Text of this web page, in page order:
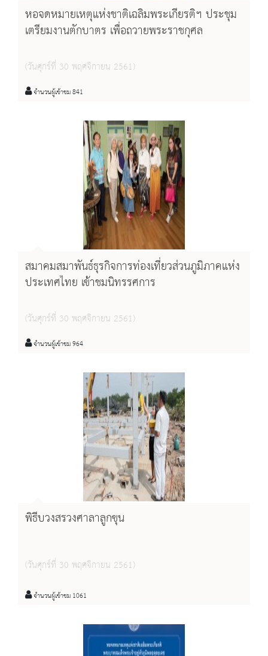
หอจดหมายเหตุแห่งชาติเฉลิมพระเกียรติฯ ประชุม
เตรียมงานตักบาตร เพื่อถวายพระราชกุศล
(วันศุกร์ที่ 30 พฤศจิกายน 2561)
จำนวนผู้เข้าชม 841
สมาคมสมาพันธ์ธุรกิจการท่องเที่ยวส่วนภูมิภาคแห่ง
ประเทศไทย เข้าชมนิทรรศการ
(วันศุกร์ที่ 30 พฤศจิกายน 2561)
จำนวนผู้เข้าชม 964
พิธีบวงสรวงศาลาลูกขุน
(วันศุกร์ที่ 30 พฤศจิกายน 2561)
จำนวนผู้เข้าชม 1061